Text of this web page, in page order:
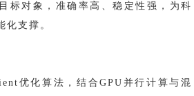
标对象，准确率高、稳定性强，为科
化支撑。
优化算法，结合GPU并行计算与混